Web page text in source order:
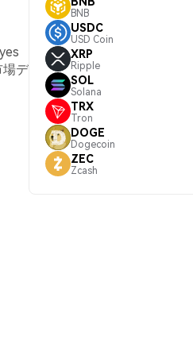
場デ
BNB
USDC
USD Coin
XRP
Ripple
SOL
Solana
TRX
Tron
DOGE
Dogecoin
ZEC
Zcash